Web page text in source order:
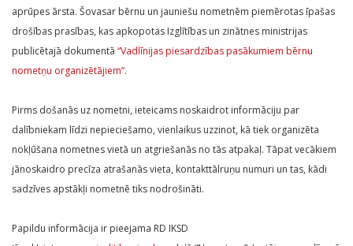
aprūpes ārsta. Šovasar bērnu un jauniešu nometnēm piemērotas īpašas
drošības prasības, kas apkopotas Izglītības un zinātnes ministrijas
publicētajā dokumentā “Vadlīnijas piesardzības pasākumiem bērnu
nometņu organizētājiem”.
Pirms došanās uz nometni, ieteicams noskaidrot informāciju par
dalībniekam līdzi nepieciešamo, vienlaikus uzzinot, kā tiek organizēta
nokļūšana nometnes vietā un atgriešanās no tās atpakaļ. Tāpat vecākiem
jānoskaidro precīza atrašanās vieta, kontakttālruņu numuri un tas, kādi
sadzīves apstākļi nometnē tiks nodrošināti.
Papildu informācija ir pieejama RD IKSD